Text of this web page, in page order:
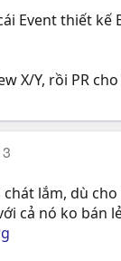
Event thiết kế
X/Y, rồi PR
lắm, dù
cả nó ko bán